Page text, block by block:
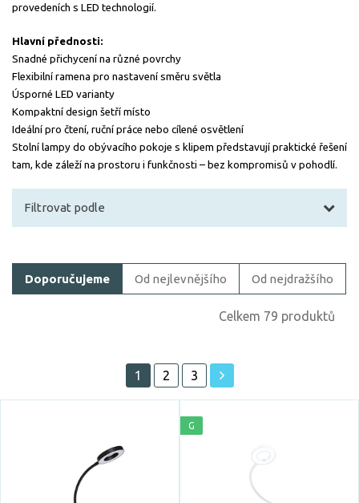
provedeních s LED technologií.
Hlavní přednosti:
Snadné přichycení na různé povrchy
Flexibilní ramena pro nastavení směru světla
Úsporné LED varianty
Kompaktní design šetří místo
Ideální pro čtení, ruční práce nebo cílené osvětlení
Stolní lampy do obývacího pokoje s klipem představují praktické řešení
tam, kde záleží na prostoru i funkčnosti – bez kompromisů v pohodlí.
Filtrovat podle
Cena
Vystaveno na showroomu
Doporučujeme Od nejlevnějšího Od nejdražšího
Celkem 79 produktů
1 2 3
G